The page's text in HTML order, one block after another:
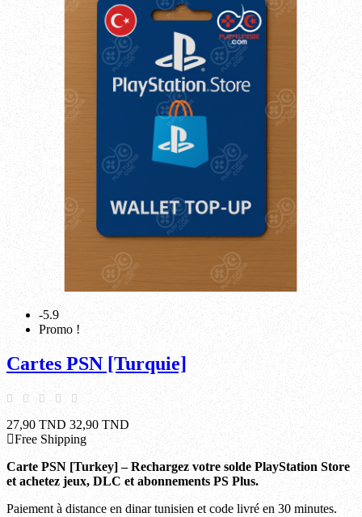
-5.9
Promo !
Cartes PSN [Turquie]
27,90 TND 32,90 TND
Free Shipping
Carte PSN [Turkey] – Rechargez votre solde PlayStation Store
et achetez jeux, DLC et abonnements PS Plus.
Paiement à distance en dinar tunisien et code livré en 30 minutes.